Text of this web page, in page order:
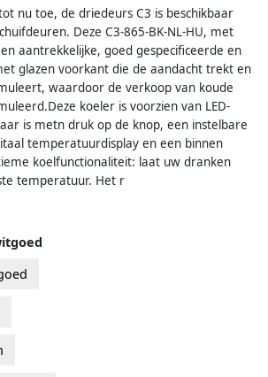
nu toe, de driedeurs C3 is beschikbaar
Deze C3-865-BK-NL-HU, met
aantrekkelijke, goed gespecificeerde en
glazen voorkant die de aandacht trekt en
waardoor de verkoop van koude
koeler is voorzien van LED-
is metn druk op de knop, een instelbare
temperatuurdisplay en een binnen
koelfunctionaliteit: laat uw dranken
temperatuur. Het r